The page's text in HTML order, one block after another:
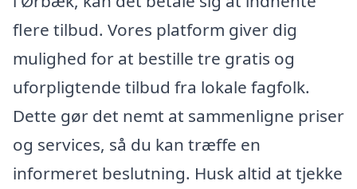
flere tilbud. Vores platform giver dig
mulighed for at bestille tre gratis og
uforpligtende tilbud fra lokale fagfolk.
Dette gør det nemt at sammenligne priser
og services, så du kan træffe en
informeret beslutning. Husk altid at tjekke